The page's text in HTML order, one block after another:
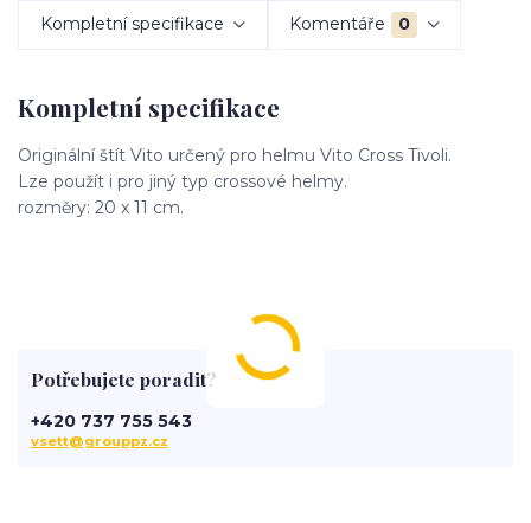
Kompletní specifikace Komentáře 0
Kompletní specifikace
Originální štít Vito určený pro helmu Vito Cross Tivoli.
Lze použít i pro jiný typ crossové helmy.
rozměry: 20 x 11 cm.
Potřebujete poradit?
+420 737 755 543
vsett@grouppz.cz